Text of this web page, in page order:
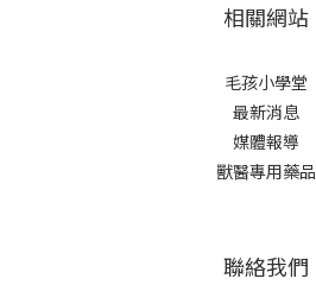
相關網站
毛孩小學堂
最新消息
媒體報導
獸醫專用藥品
聯絡我們